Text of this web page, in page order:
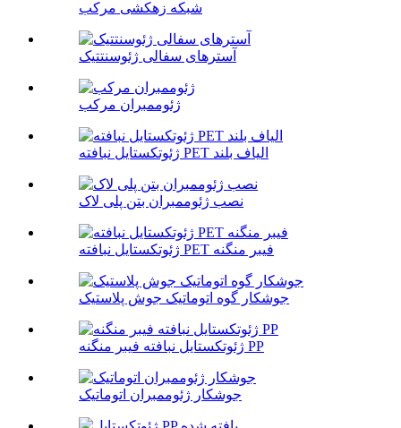
شبکه زهکشی مرکب
آسترهای سفالی ژئوسنتتیک
ژئوممبران مرکب
ژئوتکستایل نبافته PET الیاف بلند
نصب ژئوممبران بتن پلی لاک
ژئوتکستایل نبافته PET فیبر منگنه
جوشکار گوه اتوماتیک جوش پلاستیک
ژئوتکستایل نبافته فیبر منگنه PP
جوشکار ژئوممبران اتوماتیک